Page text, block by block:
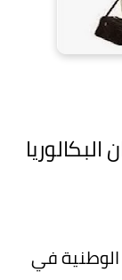
الوطنية في